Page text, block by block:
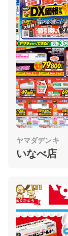
ヤマダデンキ
いなべ店